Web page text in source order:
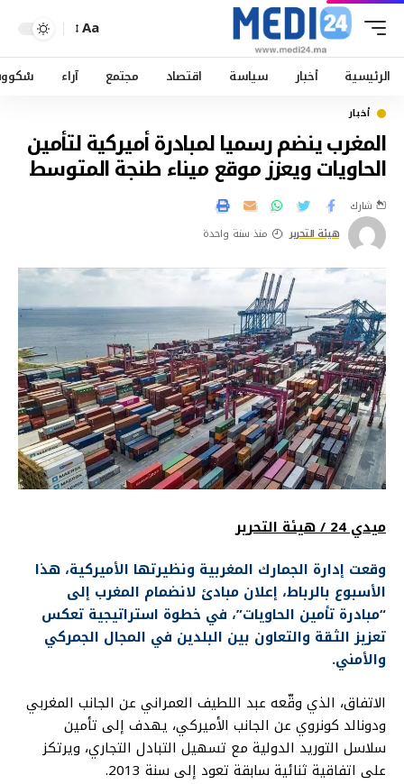
Aa
الرئيسية أخبار سياسة اقتصاد مجتمع آراء
أخبار
المغرب ينضم رسميا لمبادرة أميركية لتأمين
الحاويات ويعزز موقع ميناء طنجة المتوسط
هيئة التحرير منذ سنة واحدة
شارك
ميدي 24 / هيئة التحرير
وقعت إدارة الجمارك المغربية ونظيرتها الأميركية، هذا
الأسبوع بالرباط، إعلان مبادئ لانضمام المغرب إلى
“مبادرة تأمين الحاويات”، في خطوة استراتيجية تعكس
تعزيز الثقة والتعاون بين البلدين في المجال الجمركي
والأمني.
الاتفاق، الذي وقّعه عبد اللطيف العمراني عن الجانب المغربي
ودونالد كونروي عن الجانب الأميركي، يهدف إلى تأمين
سلاسل التوريد الدولية مع تسهيل التبادل التجاري، ويرتكز
على اتفاقية ثنائية سابقة تعود إلى سنة 2013.